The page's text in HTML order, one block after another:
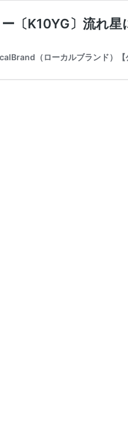
〔K10YG〕流れ
（ローカルブランド）【